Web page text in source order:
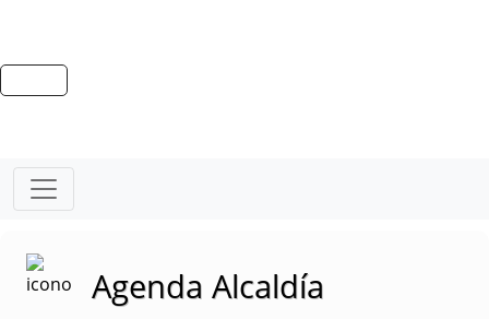
Agenda Alcaldía